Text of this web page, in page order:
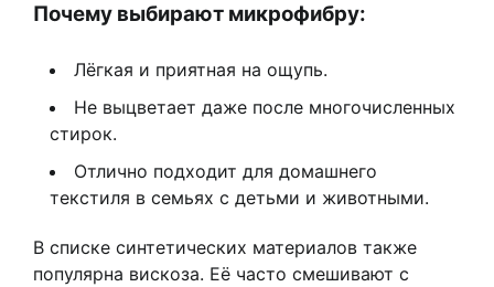
Почему выбирают микрофибру:
Лёгкая и приятная на ощупь.
Не выцветает даже после многочисленных
стирок.
Отлично подходит для домашнего
текстиля в семьях с детьми и животными.
В списке синтетических материалов также
популярна вискоза. Её часто смешивают с